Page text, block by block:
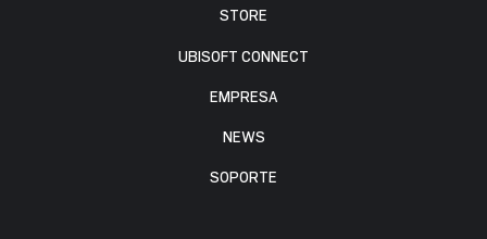
STORE
UBISOFT CONNECT
EMPRESA
NEWS
SOPORTE